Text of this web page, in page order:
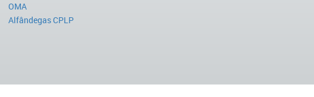
OMA
Alfândegas CPLP